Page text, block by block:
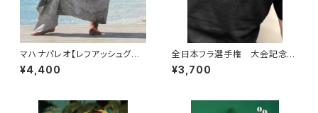
マハナパレオ【レフアッシュグレ
イ】
¥4,400
全日本フラ選手権 大会記念T
シャツ【ブラック】
¥3,700